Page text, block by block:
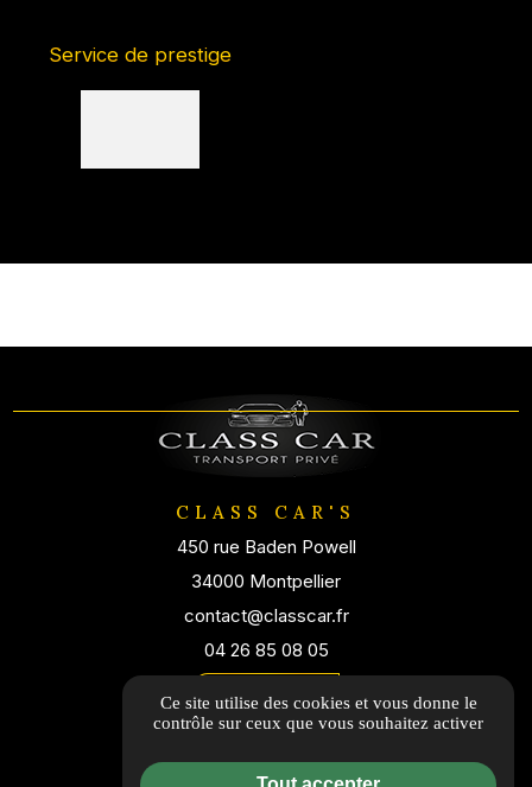
Service de prestige
CLASS CAR'S
450 rue Baden Powell
34000 Montpellier
contact@classcar.fr
04 26 85 08 05
Itinéraire
Ce site utilise des cookies et vous donne le
contrôle sur ceux que vous souhaitez activer